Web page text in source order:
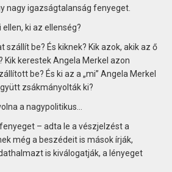
nagy igazságtalanság fenyeget.
ellen, ki az ellenség?
szállít be? És kiknek? Kik azok, akik az ő
kerestek Angela Merkel azon
be? És ki az a „mi” Angela Merkel
zsákmányolták ki?
a nagypolitikus…
– adta le a vészjelzést a
még a beszédeit is mások írják,
is kiválogatják, a lényeget